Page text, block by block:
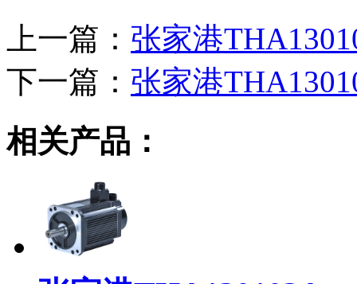
上一篇： 张家港
下一篇： 张家港
相关产品：